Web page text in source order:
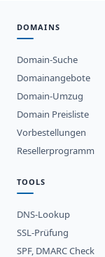
DOMAINS
Domain-Suche
Domainangebote
Domain-Umzug
Domain Preisliste
Vorbestellungen
Resellerprogramm
TOOLS
DNS-Lookup
SSL-Prüfung
SPF, DMARC Check